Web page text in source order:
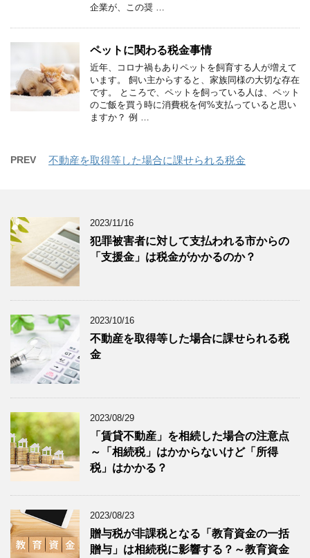
企業が、この奨 …
ペットに関わる税金事情
近年、コロナ禍もありペットを飼育する人が増えて
います。 飼い主からすると、家族同様の大切な存在
です。 ところで、ペットを飼っている人は、ペット
のご飯を買う時に消費税を何%支払っていると思い
ますか？ 例 …
PREV 不動産を取得等した場合に課せられる税金
2023/11/16
犯罪被害者に対して支払われる市からの
「支援金」は税金がかかるのか？
2023/10/16
不動産を取得等した場合に課せられる税
金
2023/08/29
「賃貸不動産」を相続した場合の注意点
～「相続税」はかからないけど「所得
税」はかかる？
2023/08/23
贈与税が非課税となる「教育資金の一括
贈与」は相続税に影響する？～教育資金